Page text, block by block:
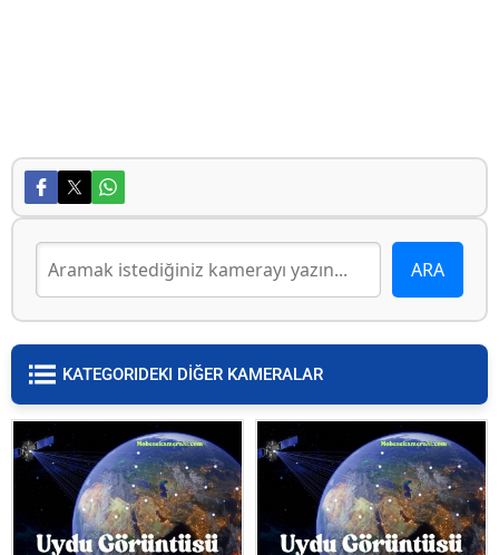
KATEGORIDEKI DİĞER KAMERALAR